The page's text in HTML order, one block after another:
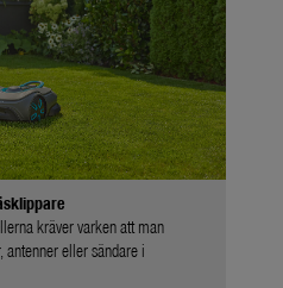
kräver varken att man
antenner eller sändare i